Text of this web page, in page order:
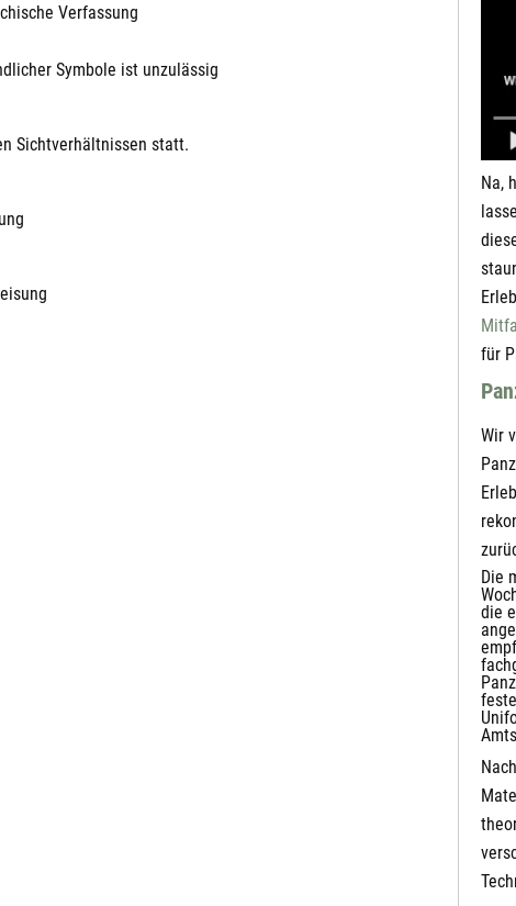
Verfassung
Symbole ist unzulässig
Sichtverhältnissen statt.
Na,
für
Wir
Die
die